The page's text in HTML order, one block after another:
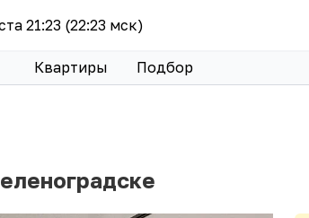
21:23 (22:23 мск)
Квартиры Подбор